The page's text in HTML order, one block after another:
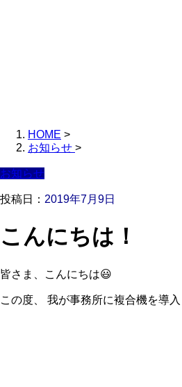
HOME >
お知らせ >
お知らせ
投稿日： 2019年7月9日
こんにちは！
皆さま、こんにちは😃
この度、 我が事務所に複合機を導